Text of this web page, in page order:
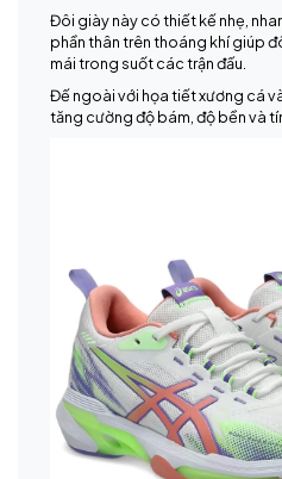
Đôi giày này có thiết kế nhẹ,
phần thân trên thoáng khí giúp
mái trong suốt các trận đấu.
Đế ngoài với họa tiết xương cá
tăng cường độ bám, độ bền và